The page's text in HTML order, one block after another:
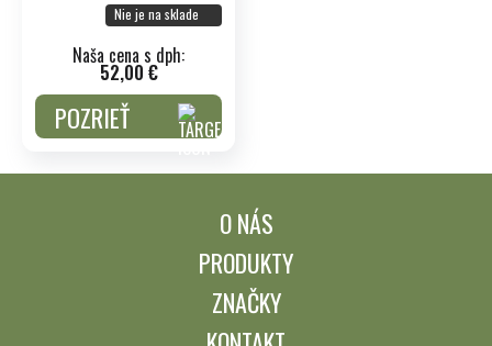
Nie je na sklade
Naša cena s dph:
52,00 €
POZRIEŤ
O NÁS
PRODUKTY
ZNAČKY